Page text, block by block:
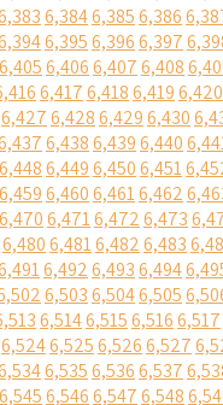
6,3846,3856,386
6,3956,3966,397
6,4056,4066,4076,408
6,4176,4186,4196,420
6,4276,4286,4296,430
6,4386,4396,440
6,4486,4496,4506,451
6,4596,4606,4616,462
6,4706,4716,4726,473
6,4806,4816,4826,483
6,4926,4936,494
6,5036,5046,505
6,5146,5156,5166,517
6,5246,5256,5266,527
6,5356,5366,537
6,5456,5466,5476,548